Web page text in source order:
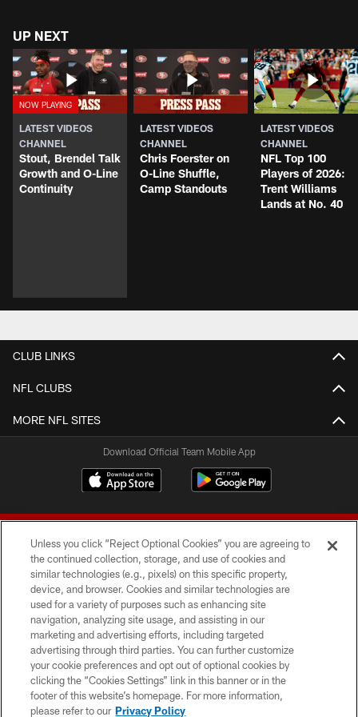
UP NEXT
LATEST VIDEOS
CHANNEL
Stout, Brendel Talk
Growth and O-Line
Continuity
LATEST VIDEOS
CHANNEL
Chris Foerster on
O-Line Shuffle,
Camp Standouts
LATEST VIDEOS
CHANNEL
NFL Top 100
Players of 2026:
Trent Williams
Lands at No. 40
CLUB LINKS
NFL CLUBS
MORE NFL SITES
Download Official Team Mobile App
© 2026 Forty Niners Football Company LLC
TERMS AND CONDITIONS
PRIVACY POLICY
ACCESSIBILITY
CONTACT US
Unless you click “Reject Optional Cookies” you are agreeing to
the continued collection, storage, and use of cookies and
similar technologies (e.g., pixels) on this specific property,
device, and browser. Cookies and similar technologies are
used for a variety of purposes such as enhancing site
navigation, analyzing site usage, and assisting in our
marketing and advertising efforts, including targeted
advertising through third parties. You can further customize
your cookie preferences and opt out of optional cookies by
clicking the “Cookies Settings” link in this banner or in the
footer of this website’s homepage. For more information,
please refer to our Privacy Policy